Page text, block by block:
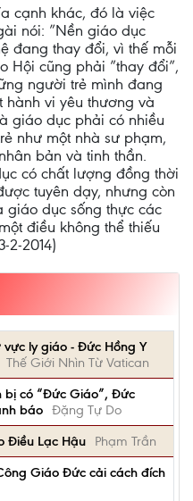
cạnh khác, đó là việc
nói: ”Nền giáo dục
đang thay đổi, vì thế mỗi
Hội cũng phải ”thay đổi”,
người trẻ mình đang
hành vi yêu thương và
giáo dục phải có nhiều
như một nhà sư phạm,
bản và tinh thần.
có chất lượng đồng thời
tuyên dạy, nhưng còn
giáo dục sống thực các
điều không thể thiếu
2-2014)
ly giáo - Đức Hồng Y
Thế Giới Nhìn Từ Vatican
bị có “Đức Giáo”, Đức
báo Đặng Tự Do
Điều Lạc Hậu
Phạm Trần
Giáo Đức cải cách đích